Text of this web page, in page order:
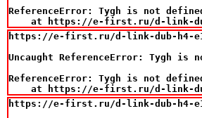
ReferenceError: Tygh is not
at https://e-first.ru/d-link-
https://e-first.ru/d-link-dub-h4-
Uncaught ReferenceError: Tygh is
ReferenceError: Tygh is not
at https://e-first.ru/d-link-
https://e-first.ru/d-link-dub-h4-